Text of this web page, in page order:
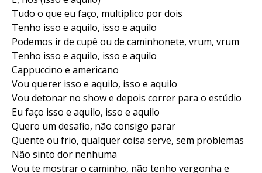
Tudo o que eu faço, multiplico por dois
Tenho isso e aquilo, isso e aquilo
Podemos ir de cupê ou de caminhonete, vrum, vrum
Tenho isso e aquilo, isso e aquilo
Cappuccino e americano
Vou querer isso e aquilo, isso e aquilo
Vou detonar no show e depois correr para o estúdio
Eu faço isso e aquilo, isso e aquilo
Quero um desafio, não consigo parar
Quente ou frio, qualquer coisa serve, sem problemas
Não sinto dor nenhuma
Vou te mostrar o caminho, não tenho vergonha e